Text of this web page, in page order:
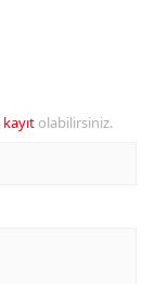
kayıt olabilirsiniz.